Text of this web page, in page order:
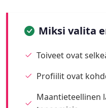
Miksi valita
Toiveet ovat
Profiilit ovat
Maantieteellinen